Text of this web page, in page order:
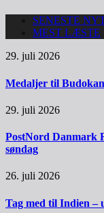
SENESTE
MEST LÆSTE
29. juli 2026
Medaljer til
29. juli 2026
PostNord Danmark
søndag
26. juli 2026
Tag med til Indien –